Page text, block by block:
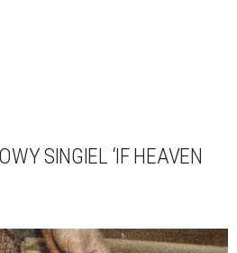
SINGIEL ‘IF HEAVEN